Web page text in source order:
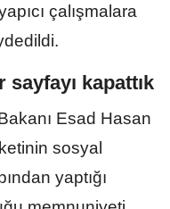
çalışmalara
kapattık
Esad Hasan
sosyal
yaptığı